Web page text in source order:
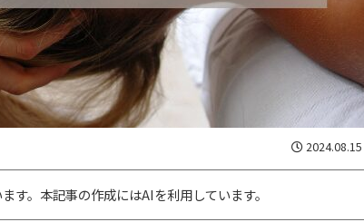
2024.08.15
す。本記事の作成にはAIを利用しています。